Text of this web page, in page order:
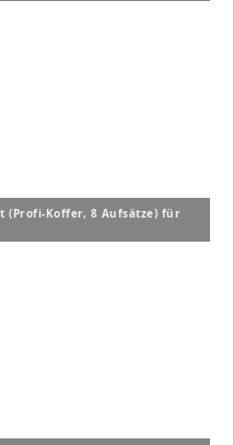
(Profi-Koffer, 8 Aufsätze) für